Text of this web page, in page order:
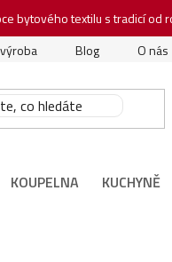
bytového textilu s tradicí od
Blog O nás
KOUPELNA KUCHYNĚ